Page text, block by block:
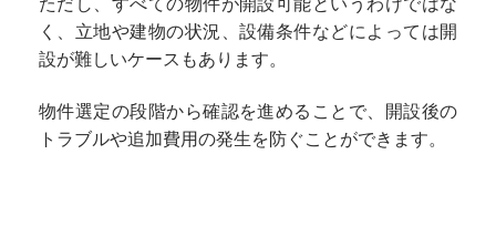
ただし、すべての物件が開設可能というわけではな
く、立地や建物の状況、設備条件などによっては開
設が難しいケースもあります。
物件選定の段階から確認を進めることで、開設後の
トラブルや追加費用の発生を防ぐことができます。